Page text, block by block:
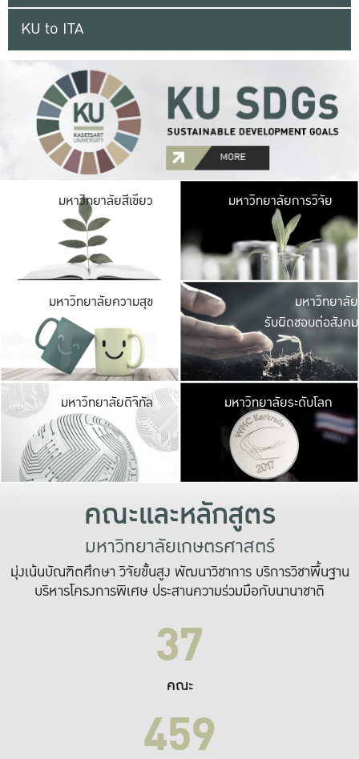
KU to ITA
มหาวิทยาลัยสีเขียว มหาวิ
มีพื้นที่เขียวสดใส
เป็นป่าในเมือง เกษต
มหาวิทยาลัยการวิจัย
มหาวิทยาลัยความสุข มหาวิ
ค
เปิดประ
และพบเรื่องราวใ
มหาวิทยาลัย
รับผิดชอบต่อสังคม
มหาวิทยาลัยดิจิทัล มหาวิ
เปลี่ยนแปลง แล
เพื่อทำง
ระบบสารสนเทศ
มหาวิทยาลัยระดับโลก
คณะและหลักสูตร
มหาวิทยาลัยเกษตรศาสตร์
มุ่งเน้นบัณฑิตศึกษา วิจัยขั้นสูง พัฒนาวิชาการ บริการวิชาพื้นฐาน
บริหารโครงการพิเศษ ประสานความร่วมมือกับนานาชาติ
37
คณะ
459